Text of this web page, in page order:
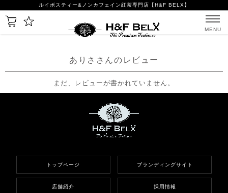
ルイボスティー&ノンカフェイン紅茶専門店【H&F BELX】
MENU
ありささんのレビュー
まだ、レビューが書かれていません。
トップページ ブランディングサイト
店舗紹介 採用情報